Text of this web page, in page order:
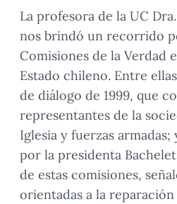
La profesora de la UC
nos brindó un recorrido
Comisiones de la Verdad
Estado chileno. Entre
de diálogo de 1999, que
representantes de la
Iglesia y fuerzas
por la presidenta
de estas comisiones,
orientadas a la